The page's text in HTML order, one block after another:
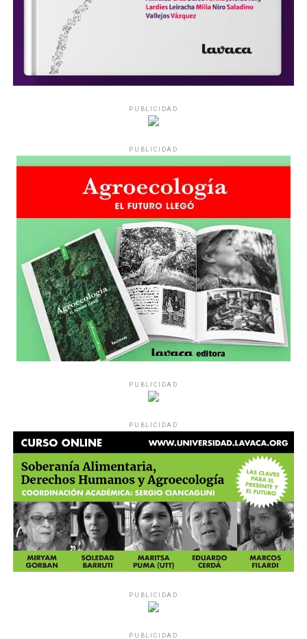
PUBLICIDAD
PUBLICIDAD
PUBLICIDAD
PUBLICIDAD
PUBLICIDAD
PUBLICIDAD